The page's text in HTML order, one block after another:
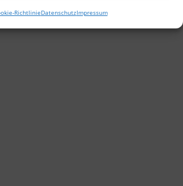
RichtlinieDatenschutzImpressum